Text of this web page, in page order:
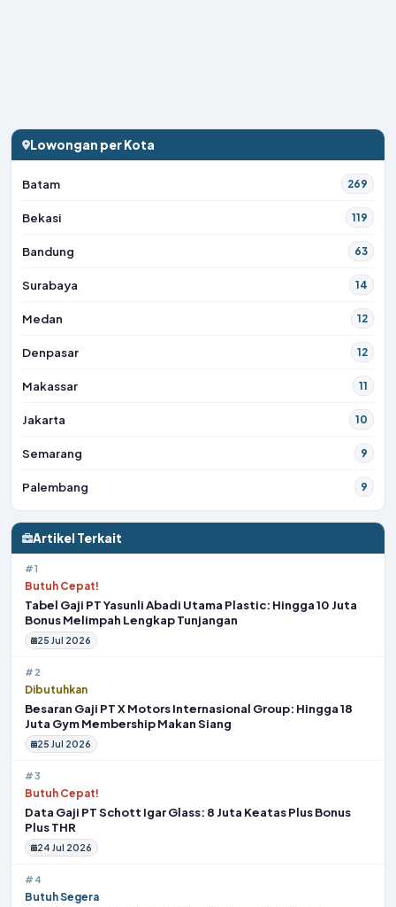
Lowongan per Kota
Batam 269
Bekasi 119
Bandung 63
Surabaya 14
Medan 12
Denpasar 12
Makassar 11
Jakarta 10
Semarang 9
Palembang 9
Artikel Terkait
#1
Butuh Cepat!
Tabel Gaji PT Yasunli Abadi Utama Plastic: Hingga 10 Juta
Bonus Melimpah Lengkap Tunjangan
25 Jul 2026
#2
Dibutuhkan
Besaran Gaji PT X Motors Internasional Group: Hingga 18
Juta Gym Membership Makan Siang
25 Jul 2026
#3
Butuh Cepat!
Data Gaji PT Schott Igar Glass: 8 Juta Keatas Plus Bonus
Plus THR
24 Jul 2026
#4
Butuh Segera